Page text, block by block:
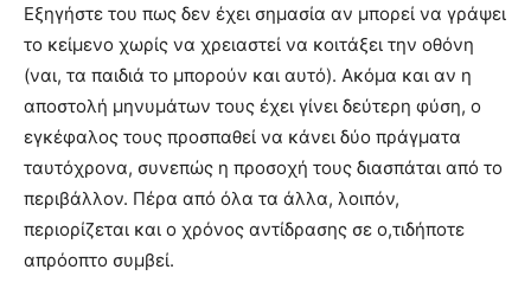
Εξηγήστε του πως δεν έχει σημασία αν μπορεί να γράψει
το κείμενο χωρίς να χρειαστεί να κοιτάξει την οθόνη
(ναι, τα παιδιά το μπορούν και αυτό). Ακόμα και αν η
αποστολή μηνυμάτων τους έχει γίνει δεύτερη φύση, ο
εγκέφαλος τους προσπαθεί να κάνει δύο πράγματα
ταυτόχρονα, συνεπώς η προσοχή τους διασπάται από το
περιβάλλον. Πέρα από όλα τα άλλα, λοιπόν,
περιορίζεται και ο χρόνος αντίδρασης σε ο,τιδήποτε
απρόοπτο συμβεί.